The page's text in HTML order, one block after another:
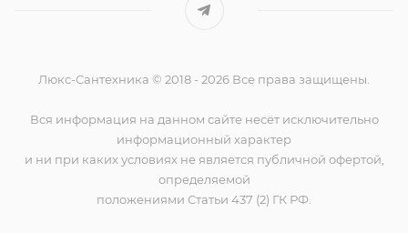
Люкс-Сантехника © 2018 - 2026 Все права защищены.
Вся информация на данном сайте несёт исключительно
информационный характер
и ни при каких условиях не является публичной офертой,
определяемой
положениями Статьи 437 (2) ГК РФ.